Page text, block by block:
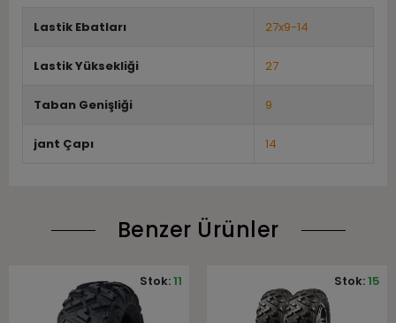
Lastik Ebatları 27x9-14
Lastik Yüksekliği 27
Taban Genişliği 9
jant Çapı 14
Benzer Ürünler
Stok:11 Stok:15